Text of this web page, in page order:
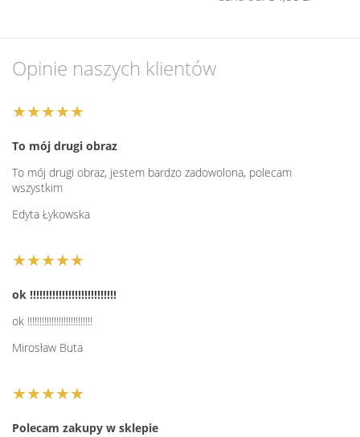
Opinie naszych klientów
★★★★★
To mój drugi obraz
To mój drugi obraz, jestem bardzo zadowolona, polecam
wszystkim
Edyta Łykowska
★★★★★
ok !!!!!!!!!!!!!!!!!!!!!!!!!!!
ok !!!!!!!!!!!!!!!!!!!!!!!!!!!
Mirosław Buta
★★★★★
Polecam zakupy w sklepie